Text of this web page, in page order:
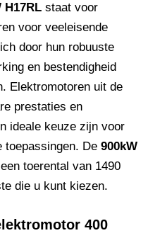
H17RL staat voor
voor veeleisende
door hun robuuste
en bestendigheid
Elektromotoren uit de
prestaties en
ideale keuze zijn voor
toepassingen. De 900kW
toerental van 1490
die u kunt kiezen.
400